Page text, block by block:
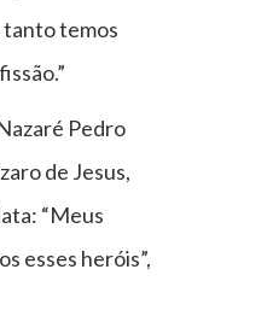
temos
Pedro
de Jesus,
“Meus
esses heróis”,